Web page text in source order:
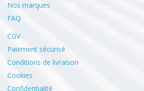
Nos marques
FAQ
CGV
Paiement sécurisé
Conditions de livraison
Cookies
Confidentialité